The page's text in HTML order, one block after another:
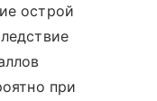
острой
при